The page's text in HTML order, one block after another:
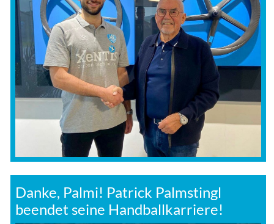
Danke, Palmi! Patrick Palmstingl
beendet seine Handballkarriere!